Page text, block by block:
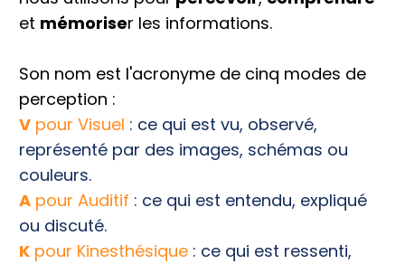
et mémoriser les informations.
Son nom est l'acronyme de cinq modes de
perception :
V pour Visuel : ce qui est vu, observé,
représenté par des images, schémas ou
couleurs.
A pour Auditif : ce qui est entendu, expliqué
ou discuté.
K pour Kinesthésique : ce qui est ressenti,